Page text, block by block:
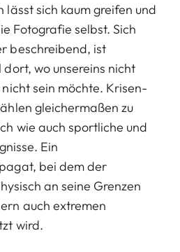
sich kaum greifen und
Fotografie selbst. Sich
beschreibend, ist
wo unsereins nicht
sein möchte. Krisen-
gleichermaßen zu
wie auch sportliche und
Ein
bei dem der
an seine Grenzen
auch extremen
wird.